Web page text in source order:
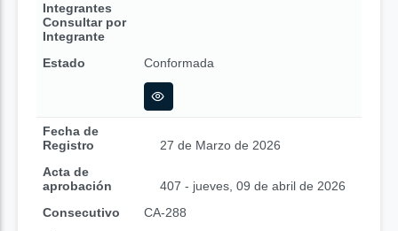
Integrantes
Consultar por
Integrante
Estado
Conformada
Fecha de
Registro
27 de Marzo de 2026
Acta de
aprobación
407 - jueves, 09 de abril de 2026
Consecutivo
CA-288